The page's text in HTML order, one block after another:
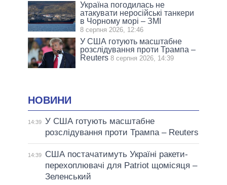
Україна погодилась не
атакувати неросійські танкери
в Чорному морі – ЗМІ
8 серпня 2026, 12:46
У США готують масштабне
розслідування проти Трампа –
Reuters 8 серпня 2026, 14:39
НОВИНИ
14:39 У США готують масштабне
розслідування проти Трампа – Reuters
14:39
США постачатимуть Україні ракети-
перехоплювачі для Patriot щомісяця –
Зеленський